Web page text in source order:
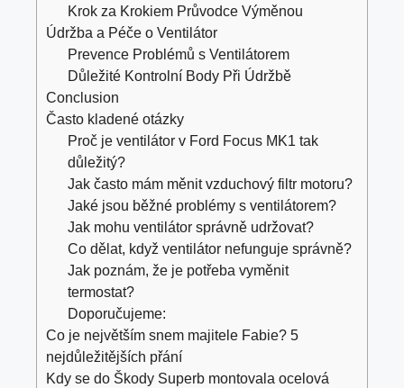
Krok za Krokiem Průvodce Výměnou
Údržba a Péče o Ventilátor
Prevence Problémů s Ventilátorem
Důležité Kontrolní Body Při Údržbě
Conclusion
Často kladené otázky
Proč je ventilátor v Ford Focus MK1 tak
důležitý?
Jak často mám měnit vzduchový filtr motoru?
Jaké jsou běžné problémy s ventilátorem?
Jak mohu ventilátor správně udržovat?
Co dělat, když ventilátor nefunguje správně?
Jak poznám, že je potřeba vyměnit
termostat?
Doporučujeme:
Co je největším snem majitele Fabie? 5
nejdůležitějších přání
Kdy se do Škody Superb montovala ocelová